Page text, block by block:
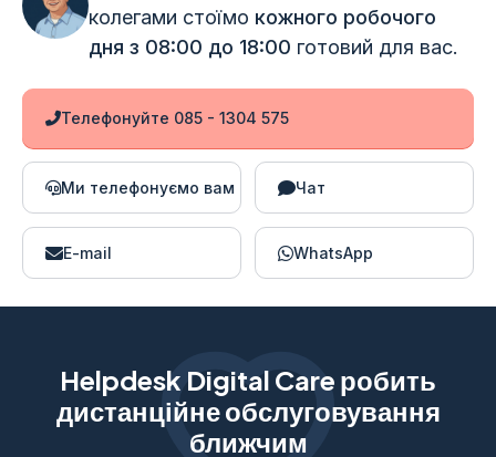
колегами стоїмо кожного робочого
дня з 08:00 до 18:00 готовий для вас.
Телефонуйте 085 - 1304 575
Ми телефонуємо вам Чат
E-mail WhatsApp
Helpdesk Digital Care робить
дистанційне обслуговування
ближчим